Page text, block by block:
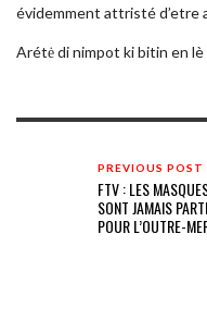
évidemment attristé d’etre
Arétė di nimpot ki bitin en lè
PREVIOUS POST
FTV : LES
SONT JAMAIS
POUR L’OUTRE-